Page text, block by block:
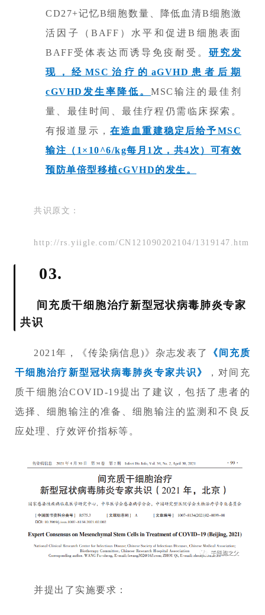
CD27+记忆B细胞数量、降低血清B细胞激
活因子（BAFF）水平和促进B细胞表面
BAFF受体表达而诱导免疫耐受。 研究发
现，经MSC治疗的aGVHD患者后期
cGVHD发生率降低。MSC输注的最佳剂
量、最佳时间、最佳疗程仍需临床探索。
有报道显示， 在造血重建稳定后给予MSC
输注（1×10^6/kg每月1次，共4次）可有效
预防单倍型移植cGVHD的发生。
共识原文：
http://rs.yiigle.com/CN121090202104/1319147.htm
03.
间充质干细胞治疗新型冠状病毒肺炎专家
共识
2021年，《传染病信息)》杂志发表了
《间充质
干细胞治疗新型冠状病毒肺炎专家共识》
，对间充
质干细胞治COVID-19提出了建议，包括了患者的
选择、细胞输注的准备、细胞输注的监测和不良反
应处理、疗效评价指标等。
并提出了实施要求：